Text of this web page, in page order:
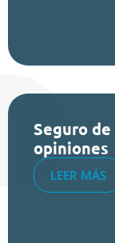
Seguro
opiniones
LEER MÁS